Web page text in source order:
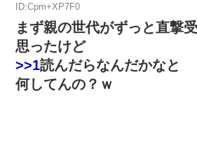
ID:Cpm+XP7F0
まず親の世代がずっと直撃
思ったけど
>>1読んだらなんだかなと
何してんの？ｗ